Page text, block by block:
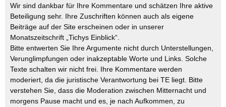
Wir sind dankbar für Ihre Kommentare und schätzen Ihre aktive
Beteiligung sehr. Ihre Zuschriften können auch als eigene
Beiträge auf der Site erscheinen oder in unserer
Monatszeitschrift „Tichys Einblick“.
Bitte entwerten Sie Ihre Argumente nicht durch Unterstellungen,
Verunglimpfungen oder inakzeptable Worte und Links. Solche
Texte schalten wir nicht frei. Ihre Kommentare werden
moderiert, da die juristische Verantwortung bei TE liegt. Bitte
verstehen Sie, dass die Moderation zwischen Mitternacht und
morgens Pause macht und es, je nach Aufkommen, zu